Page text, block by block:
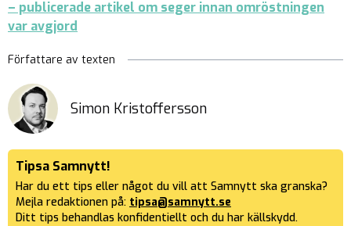
– publicerade artikel om seger innan omröstningen
var avgjord
Författare av texten
Simon Kristoffersson
Tipsa Samnytt!
Har du ett tips eller något du vill att Samnytt ska granska?
Mejla redaktionen på: tipsa@samnytt.se
Ditt tips behandlas konfidentiellt och du har källskydd.